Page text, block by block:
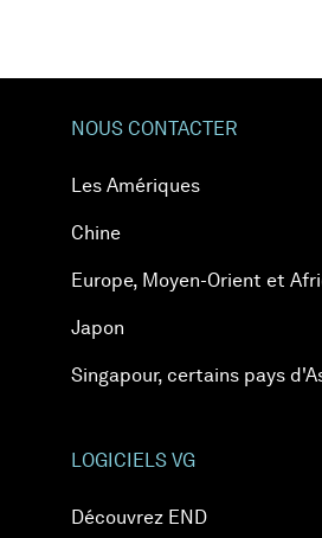
NOUS CONTACTER
Les Amériques
Chine
Europe, Moyen-Orient et
Japon
Singapour, certains pays
LOGICIELS VG
Découvrez END